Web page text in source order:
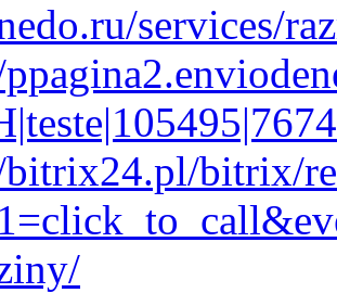
services/
bitrix/